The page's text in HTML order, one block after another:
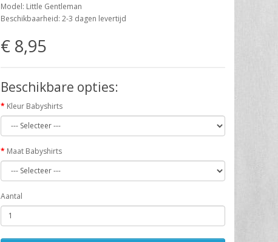
Model: Little Gentleman
Beschikbaarheid: 2-3 dagen levertijd
€ 8,95
Beschikbare opties:
Kleur Babyshirts
Maat Babyshirts
Aantal